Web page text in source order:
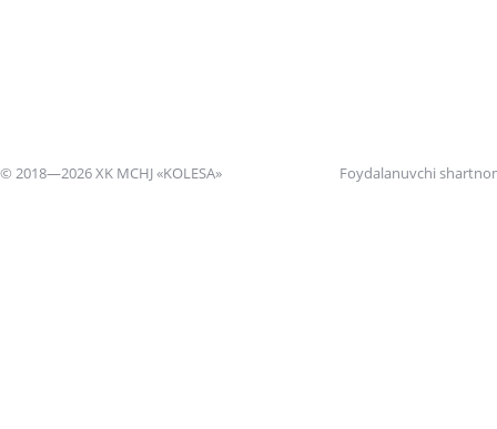
© 2018—2026 XK MCHJ «KOLESA» Foydalanuvchi